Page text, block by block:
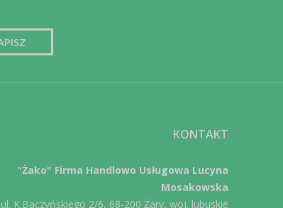
KONTAKT
"Żako" Firma Handlowo Usługowa Lucyna
Mosakowska
ul. K.Baczyńskiego 2/6, 68-200 Żary, woj. lubuskie